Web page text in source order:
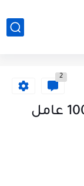
2
شركة يزاكي Yazaki توظيف 100 عامل